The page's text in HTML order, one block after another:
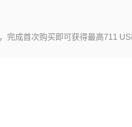
完成首次购买即可获得最高711